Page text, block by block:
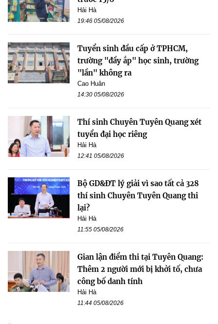
Hải Hà
19:46 05/08/2026
Tuyển sinh đầu cấp ở TPHCM,
trường "đầy ắp" học sinh, trường
"lần" không ra
Cao Huân
14:30 05/08/2026
Thí sinh Chuyên Tuyên Quang xét
tuyển đại học riêng
Hải Hà
12:41 05/08/2026
Bộ GD&ĐT lý giải vì sao tất cả 328
thí sinh Chuyên Tuyên Quang thi
lại?
Hải Hà
11:55 05/08/2026
Gian lận điểm thi tại Tuyên Quang:
Thêm 2 người mới bị khởi tố, chưa
công bố danh tính
Hải Hà
11:44 05/08/2026